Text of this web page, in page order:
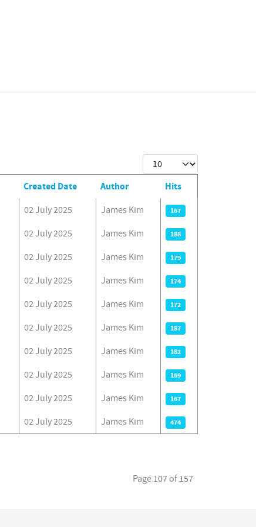
Display #
Created Date Author Hits
02 July 2025 James Kim 167
02 July 2025 James Kim 188
02 July 2025 James Kim 179
02 July 2025 James Kim 174
02 July 2025 James Kim 172
02 July 2025 James Kim 187
02 July 2025 James Kim 182
02 July 2025 James Kim 169
02 July 2025 James Kim 167
02 July 2025 James Kim 474
Page 107 of 157